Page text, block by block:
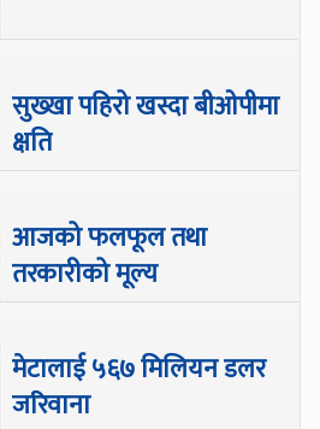
सुख्खा पहिरो खस्दा बीओपीमा
क्षति
आजको फलफूल तथा
तरकारीको मूल्य
मेटालाई ५६७ मिलियन डलर
जरिवाना